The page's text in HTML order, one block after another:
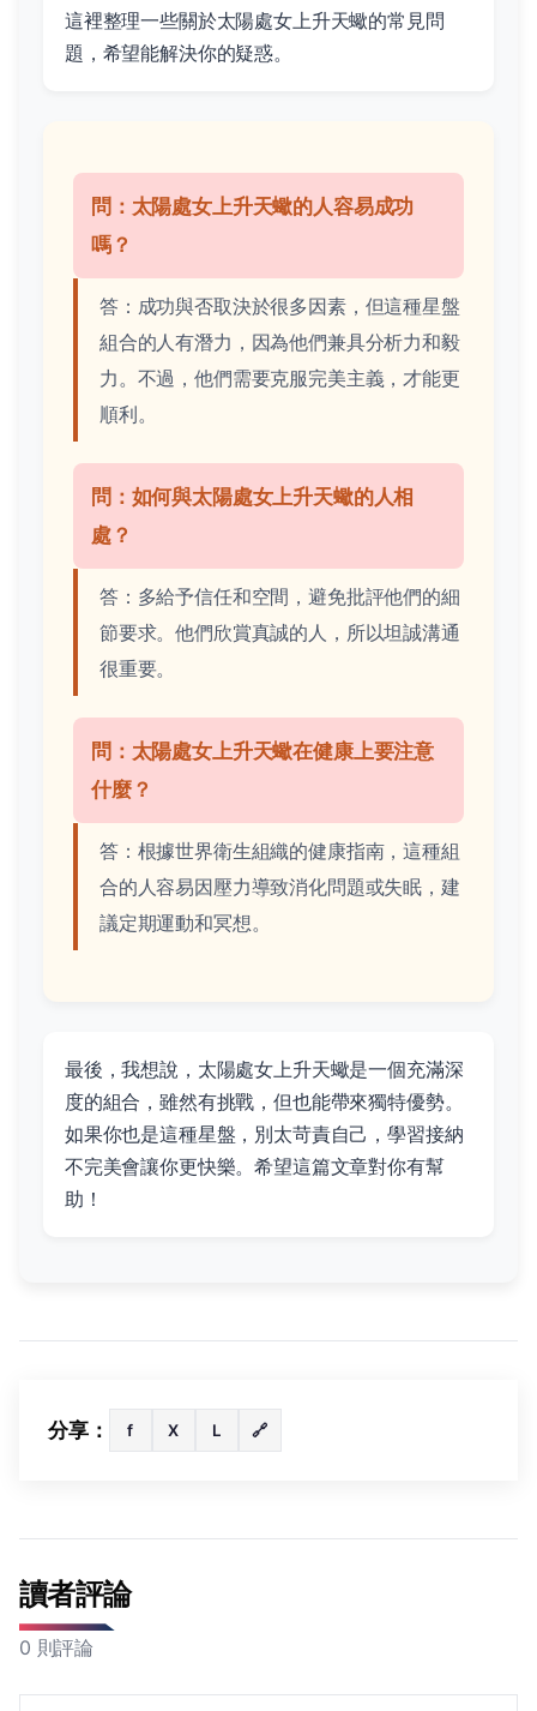
這裡整理一些關於太陽處女上升天蠍的常見問
題，希望能解決你的疑惑。
問：太陽處女上升天蠍的人容易成功
嗎？
答：成功與否取決於很多因素，但這種星盤
組合的人有潛力，因為他們兼具分析力和毅
力。不過，他們需要克服完美主義，才能更
順利。
問：如何與太陽處女上升天蠍的人相
處？
答：多給予信任和空間，避免批評他們的細
節要求。他們欣賞真誠的人，所以坦誠溝通
很重要。
問：太陽處女上升天蠍在健康上要注意
什麼？
答：根據世界衛生組織的健康指南，這種組
合的人容易因壓力導致消化問題或失眠，建
議定期運動和冥想。
最後，我想說，太陽處女上升天蠍是一個充滿深
度的組合，雖然有挑戰，但也能帶來獨特優勢。
如果你也是這種星盤，別太苛責自己，學習接納
不完美會讓你更快樂。希望這篇文章對你有幫
助！
分享： f X L 🔗
讀者評論
0 則評論